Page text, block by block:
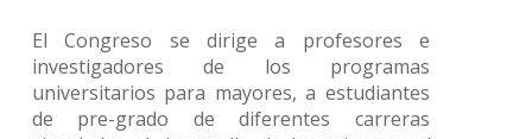
El Congreso se dirige a profesores e
investigadores de los programas
universitarios para mayores, a estudiantes
de pre-grado de diferentes carreras